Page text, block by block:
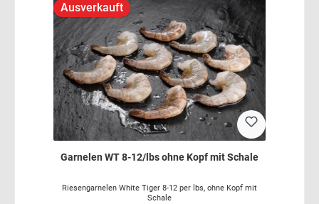
Ausverkauft
Garnelen WT 8-12/lbs ohne Kopf mit Schale
Riesengarnelen White Tiger 8-12 per lbs, ohne Kopf mit
Schale